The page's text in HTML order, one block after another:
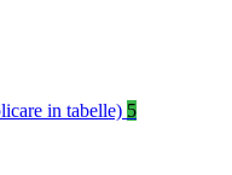
in tabelle) 5